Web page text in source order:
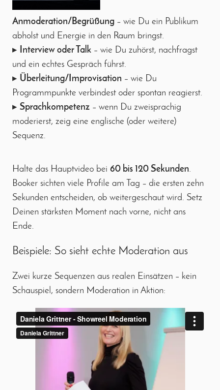
Anmoderation/Begrüßung – wie Du ein Publikum
abholst und Energie in den Raum bringst.
▸ Interview oder Talk – wie Du zuhörst, nachfragst
und ein echtes Gespräch führst.
▸ Überleitung/Improvisation – wie Du
Programmpunkte verbindest oder spontan reagierst.
▸ Sprachkompetenz – wenn Du zweisprachig
moderierst, zeig eine englische (oder weitere)
Sequenz.
Halte das Hauptvideo bei 60 bis 120 Sekunden.
Booker sichten viele Profile am Tag – die ersten zehn
Sekunden entscheiden, ob weitergeschaut wird. Setz
Deinen stärksten Moment nach vorne, nicht ans
Ende.
Beispiele: So sieht echte Moderation aus
Zwei kurze Sequenzen aus realen Einsätzen – kein
Schauspiel, sondern Moderation in Aktion: